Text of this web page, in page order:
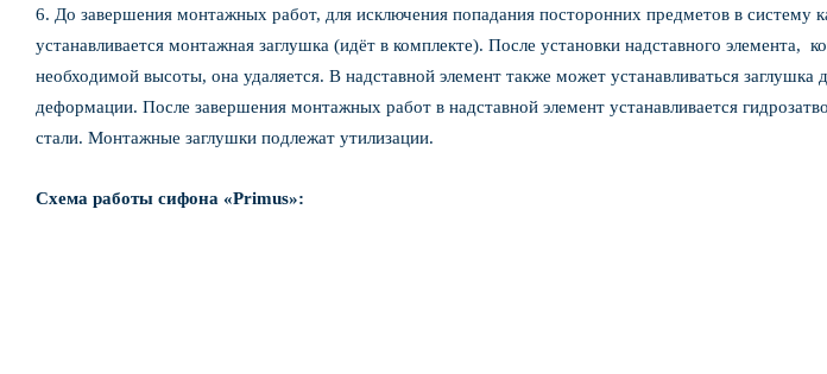
6. До завершения монтажных работ, для исключения попадания посторонних предметов в систему
устанавливается монтажная заглушка (идёт в комплекте). После установки надставного элемента,
необходимой высоты, она удаляется. В надставной элемент также может устанавливаться
деформации. После завершения монтажных работ в надставной элемент устанавливается
стали. Монтажные заглушки подлежат утилизации.
Схема работы сифона «Primus»: